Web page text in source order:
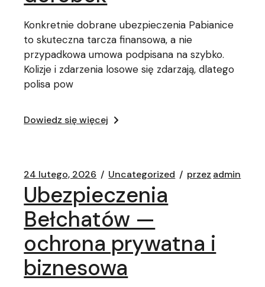
Konkretnie dobrane ubezpieczenia Pabianice
to skuteczna tarcza finansowa, a nie
przypadkowa umowa podpisana na szybko.
Kolizje i zdarzenia losowe się zdarzają, dlatego
polisa pow
Dowiedz się więcej
24 lutego, 2026 Uncategorized przez admin
Ubezpieczenia
Bełchatów —
ochrona prywatna i
biznesowa